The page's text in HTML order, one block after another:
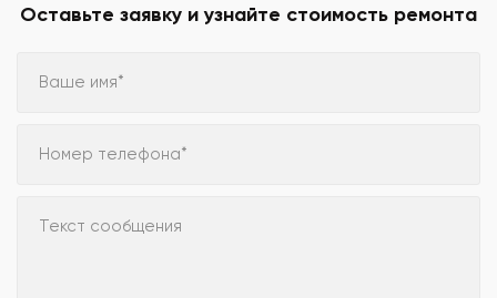
Оставьте заявку и узнайте стоимость ремонта
Ваше имя*
Номер телефона*
Текст сообщения